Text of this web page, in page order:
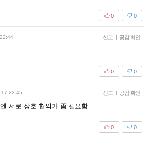
0
0
신고 | 공감 확인
0
0
17 22:45 신고 | 공감 확인
서로 상호 협의가 좀 필요함
0
0